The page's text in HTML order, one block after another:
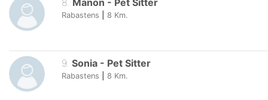
8. Manon - Pet Sitter
Rabastens 8 Km.
9 Sonia - Pet Sitter
Rabastens 8 Km.